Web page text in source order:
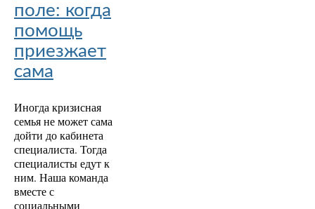
поле: когда
помощь
приезжает
сама
Иногда кризисная
семья не может сама
дойти до кабинета
специалиста. Тогда
специалисты едут к
ним. Наша команда
вместе с
социальными